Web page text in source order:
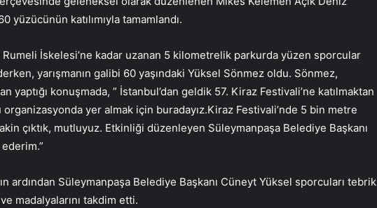
yüzücünün katılımıyla tamamlandı.
Rumeli İskelesi’ne kadar uzanan 5 kilometrelik parkurda yüzen sporcular
yarışmanın galibi 60 yaşındaki Yüksel Sönmez oldu. Sönmez,
yaptığı konuşmada, ” İstanbul’dan geldik 57. Kiraz Festivali’ne katılmaktan
yer almak için buradayız.Kiraz Festivali’nde 5 bin metre
çıktık, mutluyuz. Etkinliği düzenleyen Süleymanpaşa Belediye Başkanı
ardından Süleymanpaşa Belediye Başkanı Cüneyt Yüksel sporcuları tebrik
madalyalarını takdim etti.